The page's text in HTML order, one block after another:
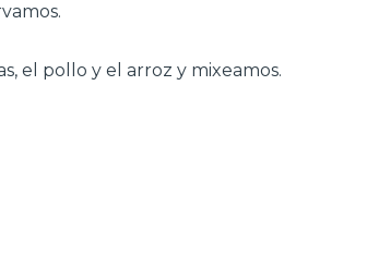
el pollo y el arroz y mixeamos.